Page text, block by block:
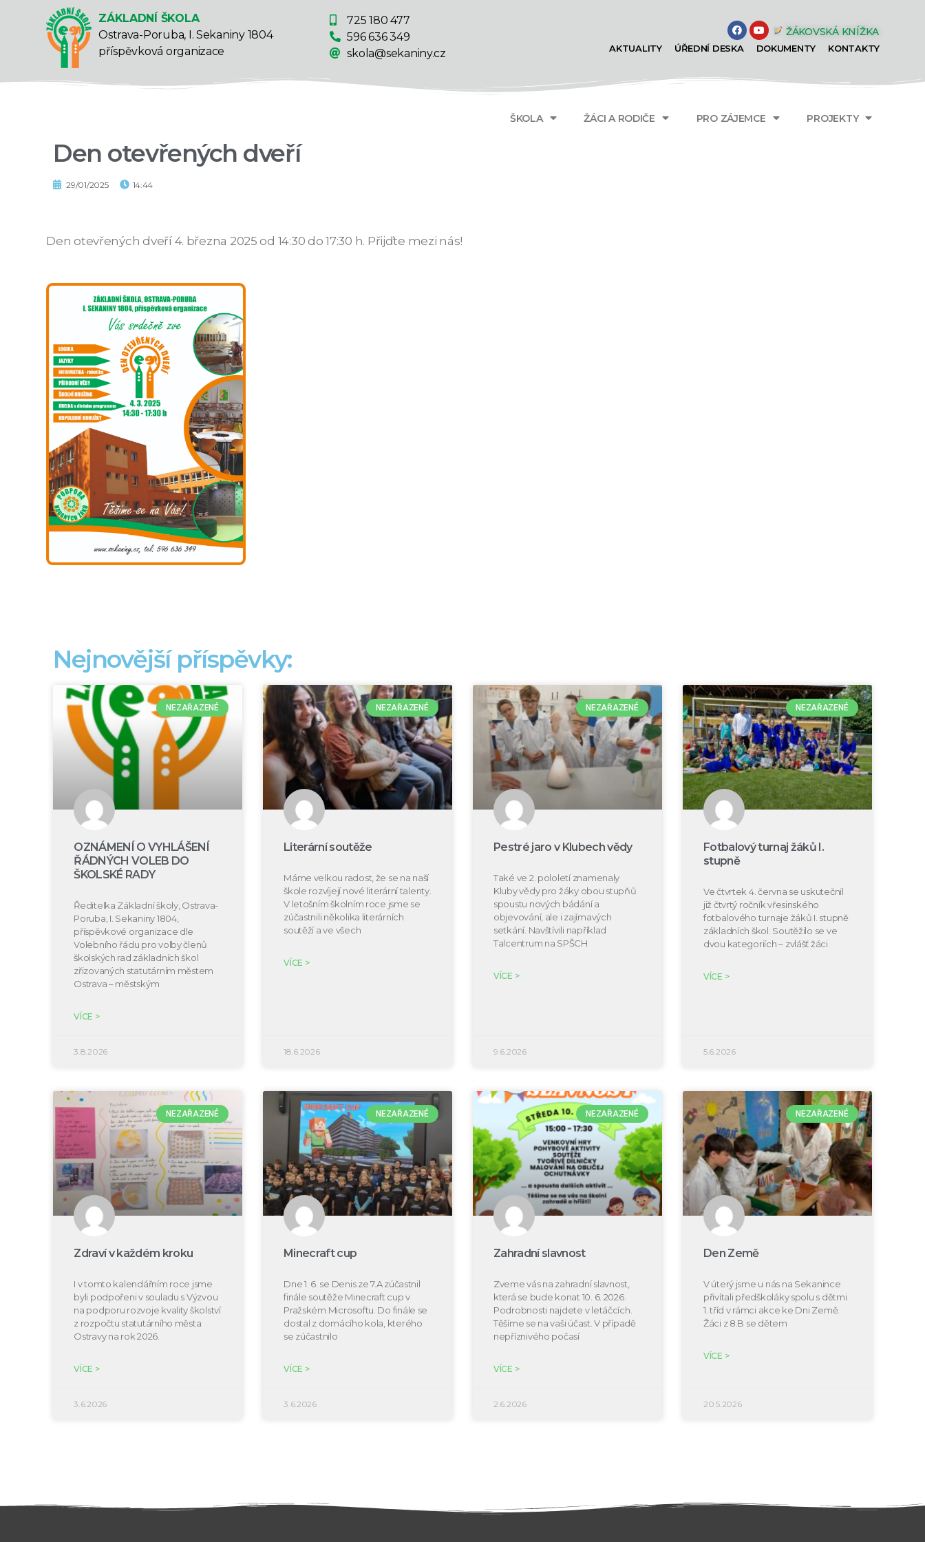
ZÁKLADNÍ ŠKOLA
Ostrava-Poruba, I. Sekaniny 1804
příspěvková organizace
725 180 477
596 636 349
skola@sekaniny.cz
ŽÁKOVSKÁ KNÍŽKA
AKTUALITY ÚŘEDNÍ DESKA DOKUMENTY KONTAKTY
ŠKOLA ŽÁCI A RODIČE PRO ZÁJEMCE PROJEKTY
Den otevřených dveří
29/01/2025 14:44
Den otevřených dveří 4. března 2025 od 14:30 do 17:30 h. Přijďte mezi nás!
Nejnovější příspěvky:
NEZAŘAZENÉ
OZNÁMENÍ O VYHLÁŠENÍ
ŘÁDNÝCH VOLEB DO
ŠKOLSKÉ RADY
Ředitelka Základní školy, Ostrava-
Poruba, I. Sekaniny 1804,
příspěvkové organizace dle
Volebního řádu pro volby členů
školských rad základních škol
zřizovaných statutárním městem
Ostrava – městským
VÍCE >
3.8.2026
NEZAŘAZENÉ
Literární soutěže
Máme velkou radost, že se na naší
škole rozvíjejí nové literární talenty.
V letošním školním roce jsme se
zúčastnili několika literárních
soutěží a ve všech
VÍCE >
18.6.2026
NEZAŘAZENÉ
Pestré jaro v Klubech vědy
Také ve 2. pololetí znamenaly
Kluby vědy pro žáky obou stupňů
spoustu nových bádání a
objevování, ale i zajímavých
setkání. Navštívili například
Talcentrum na SPŠCH
VÍCE >
9.6.2026
NEZAŘAZENÉ
Fotbalový turnaj žáků I.
stupně
Ve čtvrtek 4. června se uskutečnil
již čtvrtý ročník vřesinského
fotbalového turnaje žáků I. stupně
základních škol. Soutěžilo se ve
dvou kategoriích – zvlášť žáci
VÍCE >
5.6.2026
NEZAŘAZENÉ
Zdraví v každém kroku
I v tomto kalendářním roce jsme
byli podpořeni v souladu s Výzvou
na podporu rozvoje kvality školství
z rozpočtu statutárního města
Ostravy na rok 2026.
VÍCE >
3.6.2026
NEZAŘAZENÉ
Minecraft cup
Dne 1. 6. se Denis ze 7.A zúčastnil
finále soutěže Minecraft cup v
Pražském Microsoftu. Do finále se
dostal z domácího kola, kterého
se zúčastnilo
VÍCE >
3.6.2026
NEZAŘAZENÉ
Zahradní slavnost
Zveme vás na zahradní slavnost,
která se bude konat 10. 6. 2026.
Podrobnosti najdete v letáčcích.
Těšíme se na vaši účast. V případě
nepříznivého počasí
VÍCE >
2.6.2026
NEZAŘAZENÉ
Den Země
V úterý jsme u nás na Sekanince
přivítali předškoláky spolu s dětmi
1. tříd v rámci akce ke Dni Země.
Žáci z 8.B se dětem
VÍCE >
20.5.2026